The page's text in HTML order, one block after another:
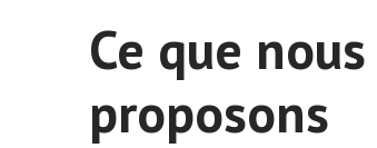
Ce que
proposons